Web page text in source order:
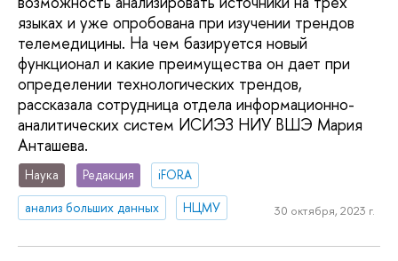
языках и уже опробована при изучении трендов
телемедицины. На чем базируется новый
функционал и какие преимущества он дает при
определении технологических трендов,
рассказала сотрудница отдела информационно-
аналитических систем ИСИЭЗ НИУ ВШЭ Мария
Анташева.
Наука Редакция
iFORA
анализ больших данных
НЦМУ 30 октября, 2023 г.